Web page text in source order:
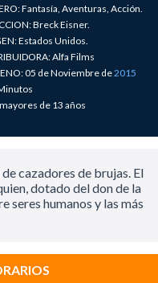
Fantasía, Aventuras, Acción.
Breck Eisner.
Estados Unidos.
Alfa Films
05 de Noviembre de2015
de 13 años
cazadores de brujas. El
dotado del don de la
seres humanos y las más